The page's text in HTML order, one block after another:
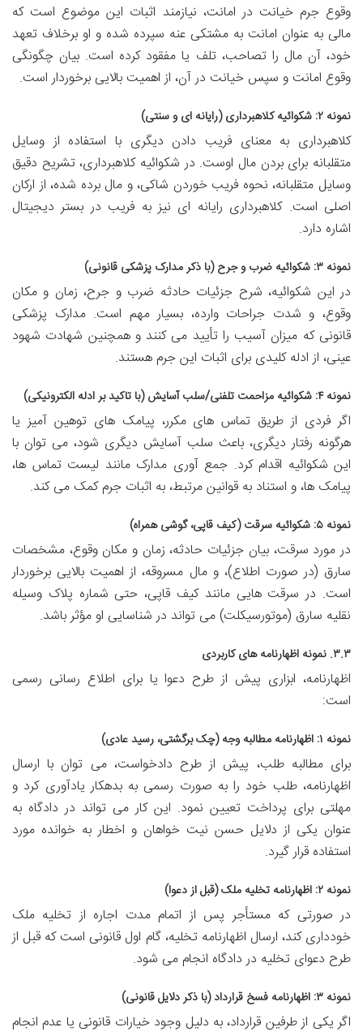
وقوع جرم خیانت در امانت، نیازمند اثبات این موضوع است که
مالی به عنوان امانت به مشتکی عنه سپرده شده و او برخلاف تعهد
خود، آن مال را تصاحب، تلف یا مفقود کرده است. بیان چگونگی
وقوع امانت و سپس خیانت در آن، از اهمیت بالایی برخوردار است.
نمونه ۲: شکوائیه کلاهبرداری (رایانه ای و سنتی)
کلاهبرداری به معنای فریب دادن دیگری با استفاده از وسایل
متقلبانه برای بردن مال اوست. در شکوائیه کلاهبرداری، تشریح دقیق
وسایل متقلبانه، نحوه فریب خوردن شاکی، و مال برده شده، از ارکان
اصلی است. کلاهبرداری رایانه ای نیز به فریب در بستر دیجیتال
اشاره دارد.
نمونه ۳: شکوائیه ضرب و جرح (با ذکر مدارک پزشکی قانونی)
در این شکوائیه، شرح جزئیات حادثه ضرب و جرح، زمان و مکان
وقوع، و شدت جراحات وارده، بسیار مهم است. مدارک پزشکی
قانونی که میزان آسیب را تأیید می کنند و همچنین شهادت شهود
عینی، از ادله کلیدی برای اثبات این جرم هستند.
نمونه ۴: شکوائیه مزاحمت تلفنی/سلب آسایش (با تاکید بر ادله الکترونیکی)
اگر فردی از طریق تماس های مکرر، پیامک های توهین آمیز یا
هرگونه رفتار دیگری، باعث سلب آسایش دیگری شود، می توان با
این شکوائیه اقدام کرد. جمع آوری مدارک مانند لیست تماس ها،
پیامک ها، و استناد به قوانین مرتبط، به اثبات جرم کمک می کند.
نمونه ۵: شکوائیه سرقت (کیف قاپی، گوشی همراه)
در مورد سرقت، بیان جزئیات حادثه، زمان و مکان وقوع، مشخصات
سارق (در صورت اطلاع)، و مال مسروقه، از اهمیت بالایی برخوردار
است. در سرقت هایی مانند کیف قاپی، حتی شماره پلاک وسیله
نقلیه سارق (موتورسیکلت) می تواند در شناسایی او مؤثر باشد.
۳.۳. نمونه اظهارنامه های کاربردی
اظهارنامه، ابزاری پیش از طرح دعوا یا برای اطلاع رسانی رسمی
است:
نمونه ۱: اظهارنامه مطالبه وجه (چک برگشتی، رسید عادی)
برای مطالبه طلب، پیش از طرح دادخواست، می توان با ارسال
اظهارنامه، طلب خود را به صورت رسمی به بدهکار یادآوری کرد و
مهلتی برای پرداخت تعیین نمود. این کار می تواند در دادگاه به
عنوان یکی از دلایل حسن نیت خواهان و اخطار به خوانده مورد
استفاده قرار گیرد.
نمونه ۲: اظهارنامه تخلیه ملک (قبل از دعوا)
در صورتی که مستأجر پس از اتمام مدت اجاره از تخلیه ملک
خودداری کند، ارسال اظهارنامه تخلیه، گام اول قانونی است که قبل از
طرح دعوای تخلیه در دادگاه انجام می شود.
نمونه ۳: اظهارنامه فسخ قرارداد (با ذکر دلایل قانونی)
اگر یکی از طرفین قرارداد، به دلیل وجود خیارات قانونی یا عدم انجام